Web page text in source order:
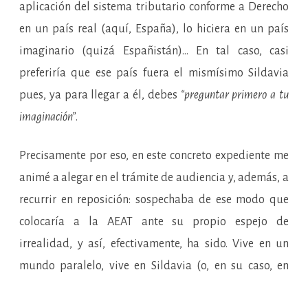
aplicación del sistema tributario conforme a Derecho
en un país real (aquí, España), lo hiciera en un país
imaginario (quizá Españistán)… En tal caso, casi
preferiría que ese país fuera el mismísimo Sildavia
pues, ya para llegar a él, debes “preguntar primero a tu
imaginación”.
Precisamente por eso, en este concreto expediente me
animé a alegar en el trámite de audiencia y, además, a
recurrir en reposición: sospechaba de ese modo que
colocaría a la AEAT ante su propio espejo de
irrealidad, y así, efectivamente, ha sido. Vive en un
mundo paralelo, vive en Sildavia (o, en su caso, en